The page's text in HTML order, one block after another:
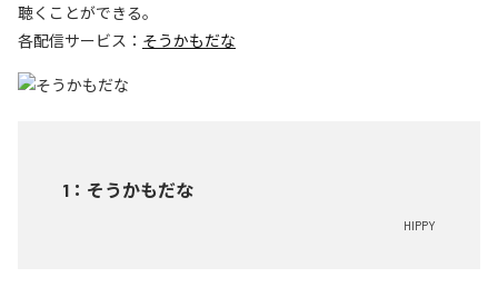
聴くことができる。
各配信サービス： そうかもだな
1 ： そうかもだな
HIPPY